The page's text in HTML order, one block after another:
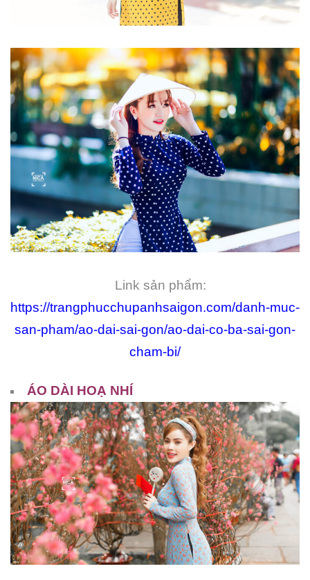
Link sản phẩm:
https://trangphucchupanhsaigon.com/danh-muc-
san-pham/ao-dai-sai-gon/ao-dai-co-ba-sai-gon-
cham-bi/
ÁO DÀI HOẠ NHÍ